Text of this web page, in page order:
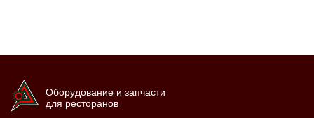
Оборудование и запчасти
для ресторанов